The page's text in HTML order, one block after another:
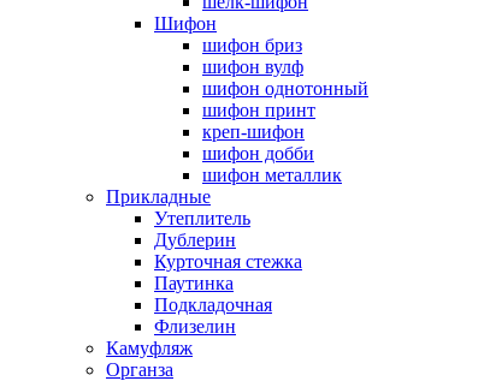
Шифон
шифон бриз
шифон вулф
шифон однотонный
шифон принт
креп-шифон
шифон добби
шифон металлик
Прикладные
Утеплитель
Дублерин
Курточная стежка
Паутинка
Подкладочная
Флизелин
Камуфляж
Органза